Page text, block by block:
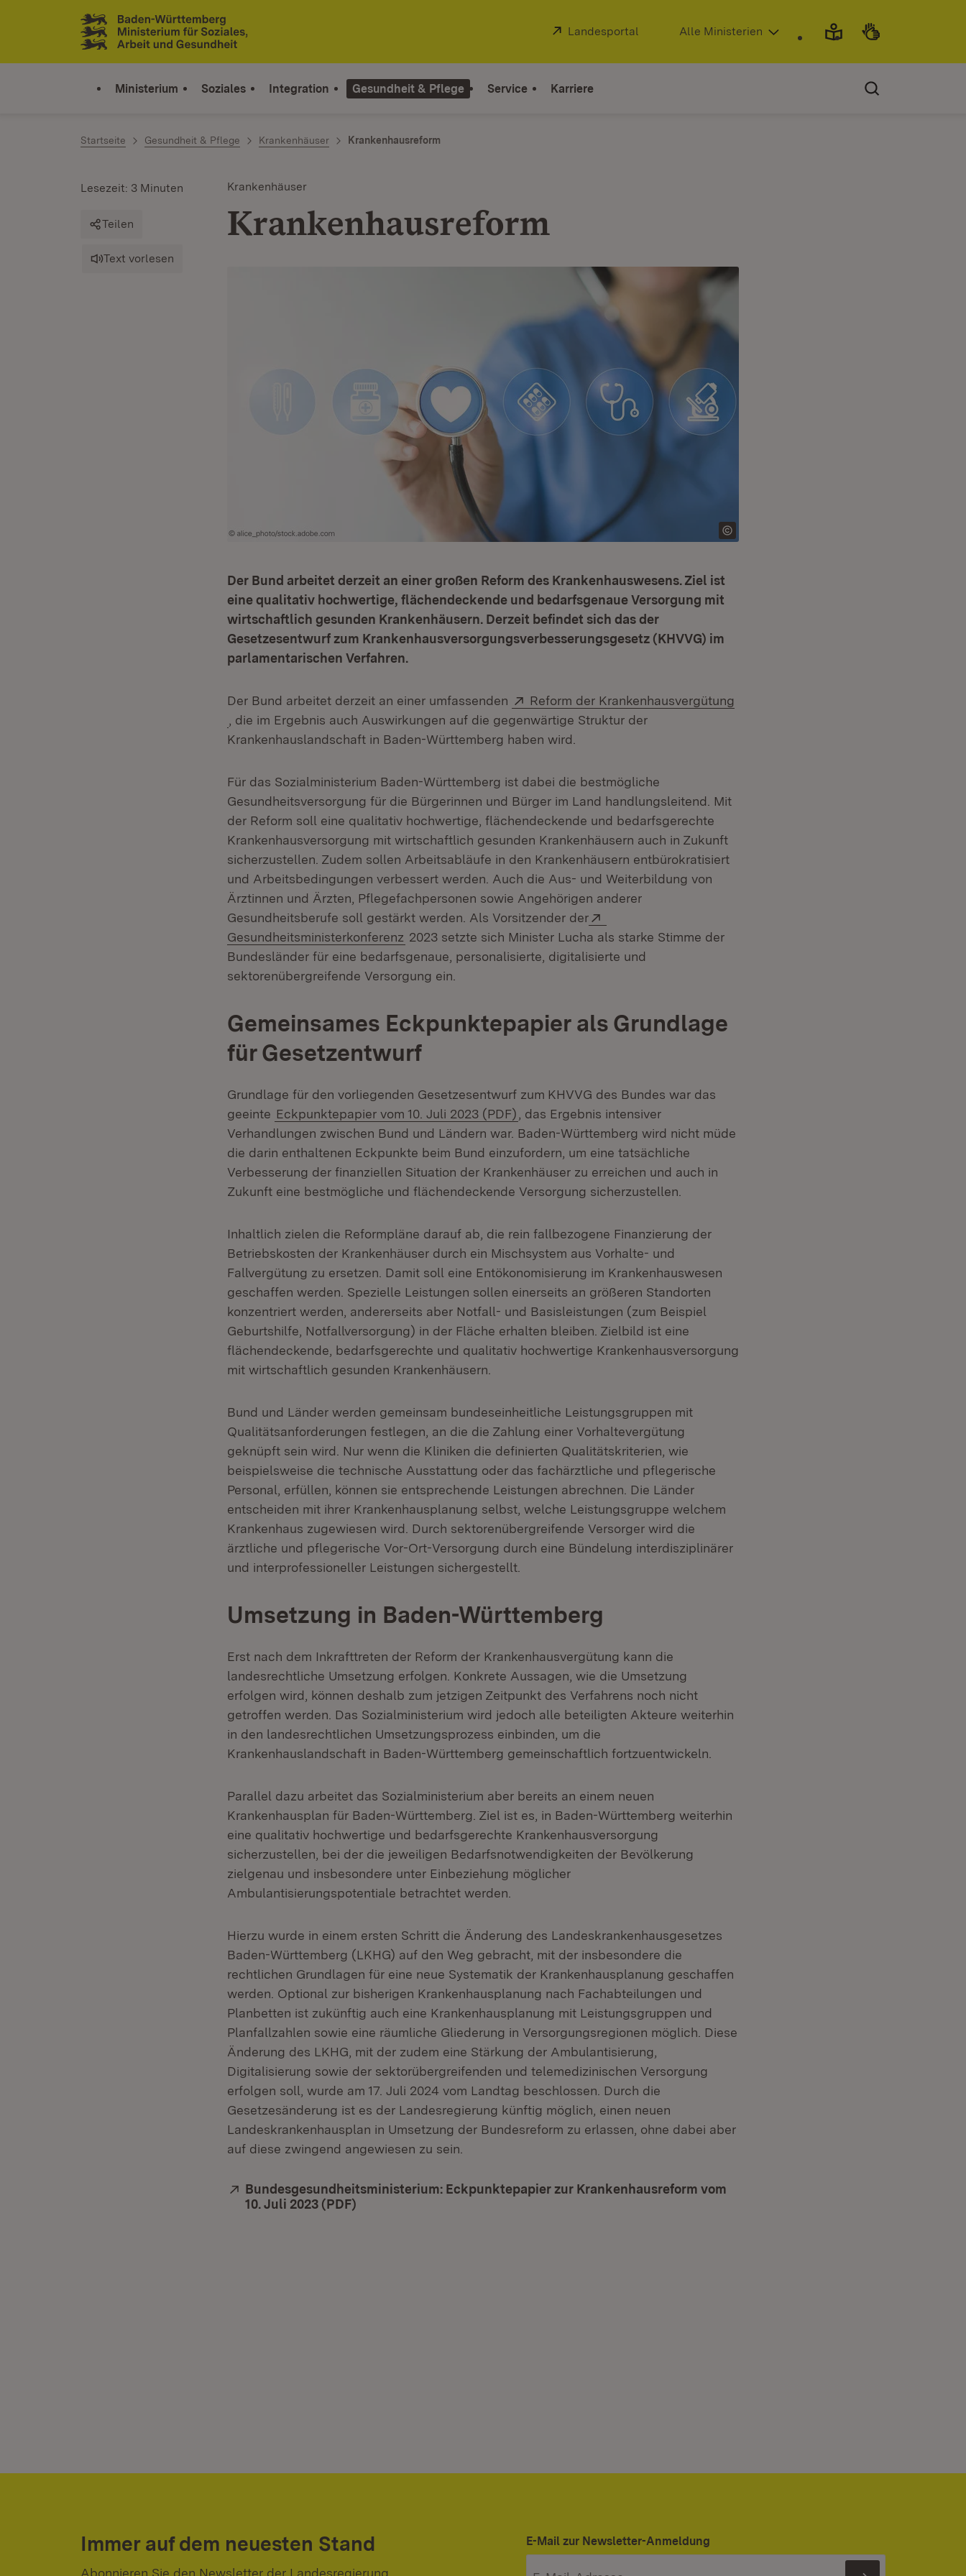
Zum Inhalt springen
Link zur Startseite
Extern:
Landesportal (Öffnet in neuem Fenster)
Alle Ministerien
Ministerium Soziales Integration Gesundheit & Pflege Service Karriere
Startseite Gesundheit & Pflege Krankenhäuser Krankenhausreform
Krankenhäuser
Krankenhausreform
Lesezeit: 3 Minuten
Teilen
Text vorlesen
Der Bund arbeitet derzeit an einer großen Reform des Krankenhauswesens. Ziel ist
eine qualitativ hochwertige, flächendeckende und bedarfsgenaue Versorgung mit
wirtschaftlich gesunden Krankenhäusern. Derzeit befindet sich das der
Gesetzesentwurf zum Krankenhausversorgungsverbesserungsgesetz (KHVVG) im
parlamentarischen Verfahren.
Der Bund arbeitet derzeit an einer umfassenden Extern:
Reform der Krankenhausvergütung
(Öffnet in neuem Fenster)
, die im Ergebnis auch Auswirkungen auf die gegenwärtige Struktur der
Krankenhauslandschaft in Baden-Württemberg haben wird.
Für das Sozialministerium Baden-Württemberg ist dabei die bestmögliche
Gesundheitsversorgung für die Bürgerinnen und Bürger im Land handlungsleitend. Mit
der Reform soll eine qualitativ hochwertige, flächendeckende und bedarfsgerechte
Krankenhausversorgung mit wirtschaftlich gesunden Krankenhäusern auch in Zukunft
sicherzustellen. Zudem sollen Arbeitsabläufe in den Krankenhäusern entbürokratisiert
und Arbeitsbedingungen verbessert werden. Auch die Aus- und Weiterbildung von
Ärztinnen und Ärzten, Pflegefachpersonen sowie Angehörigen anderer
Gesundheitsberufe soll gestärkt werden. Als Vorsitzender der
Gesundheitsministerkonferenz (Öffnet in neuem Fenster)
2023 setzte sich Minister Lucha als starke Stimme der
Bundesländer für eine bedarfsgenaue, personalisierte, digitalisierte und
sektorenübergreifende Versorgung ein.
Gemeinsames Eckpunktepapier als Grundlage
für Gesetzentwurf
Grundlage für den vorliegenden Gesetzesentwurf zum KHVVG des Bundes war das
geeinte Eckpunktepapier vom 10. Juli 2023 (PDF)
, das Ergebnis intensiver
Verhandlungen zwischen Bund und Ländern war. Baden-Württemberg wird nicht müde
die darin enthaltenen Eckpunkte beim Bund einzufordern, um eine tatsächliche
Verbesserung der finanziellen Situation der Krankenhäuser zu erreichen und auch in
Zukunft eine bestmögliche und flächendeckende Versorgung sicherzustellen.
Inhaltlich zielen die Reformpläne darauf ab, die rein fallbezogene Finanzierung der
Betriebskosten der Krankenhäuser durch ein Mischsystem aus Vorhalte- und
Fallvergütung zu ersetzen. Damit soll eine Entökonomisierung im Krankenhauswesen
geschaffen werden. Spezielle Leistungen sollen einerseits an größeren Standorten
konzentriert werden, andererseits aber Notfall- und Basisleistungen (zum Beispiel
Geburtshilfe, Notfallversorgung) in der Fläche erhalten bleiben. Zielbild ist eine
flächendeckende, bedarfsgerechte und qualitativ hochwertige Krankenhausversorgung
mit wirtschaftlich gesunden Krankenhäusern.
Bund und Länder werden gemeinsam bundeseinheitliche Leistungsgruppen mit
Qualitätsanforderungen festlegen, an die die Zahlung einer Vorhaltevergütung
geknüpft sein wird. Nur wenn die Kliniken die definierten Qualitätskriterien, wie
beispielsweise die technische Ausstattung oder das fachärztliche und pflegerische
Personal, erfüllen, können sie entsprechende Leistungen abrechnen. Die Länder
entscheiden mit ihrer Krankenhausplanung selbst, welche Leistungsgruppe welchem
Krankenhaus zugewiesen wird. Durch sektorenübergreifende Versorger wird die
ärztliche und pflegerische Vor-Ort-Versorgung durch eine Bündelung interdisziplinärer
und interprofessioneller Leistungen sichergestellt.
Umsetzung in Baden-Württemberg
Erst nach dem Inkrafttreten der Reform der Krankenhausvergütung kann die
landesrechtliche Umsetzung erfolgen. Konkrete Aussagen, wie die Umsetzung
erfolgen wird, können deshalb zum jetzigen Zeitpunkt des Verfahrens noch nicht
getroffen werden. Das Sozialministerium wird jedoch alle beteiligten Akteure weiterhin
in den landesrechtlichen Umsetzungsprozess einbinden, um die
Krankenhauslandschaft in Baden-Württemberg gemeinschaftlich fortzuentwickeln.
Parallel dazu arbeitet das Sozialministerium aber bereits an einem neuen
Krankenhausplan für Baden-Württemberg. Ziel ist es, in Baden-Württemberg weiterhin
eine qualitativ hochwertige und bedarfsgerechte Krankenhausversorgung
sicherzustellen, bei der die jeweiligen Bedarfsnotwendigkeiten der Bevölkerung
zielgenau und insbesondere unter Einbeziehung möglicher
Ambulantisierungspotentiale betrachtet werden.
Hierzu wurde in einem ersten Schritt die Änderung des Landeskrankenhausgesetzes
Baden-Württemberg (LKHG) auf den Weg gebracht, mit der insbesondere die
rechtlichen Grundlagen für eine neue Systematik der Krankenhausplanung geschaffen
werden. Optional zur bisherigen Krankenhausplanung nach Fachabteilungen und
Planbetten ist zukünftig auch eine Krankenhausplanung mit Leistungsgruppen und
Planfallzahlen sowie eine räumliche Gliederung in Versorgungsregionen möglich. Diese
Änderung des LKHG, mit der zudem eine Stärkung der Ambulantisierung,
Digitalisierung sowie der sektorübergreifenden und telemedizinischen Versorgung
erfolgen soll, wurde am 17. Juli 2024 vom Landtag beschlossen. Durch die
Gesetzesänderung ist es der Landesregierung künftig möglich, einen neuen
Landeskrankenhausplan in Umsetzung der Bundesreform zu erlassen, ohne dabei aber
auf diese zwingend angewiesen zu sein.
Extern:
Bundesgesundheitsministerium: Eckpunktepapier zur Krankenhausreform vom
10. Juli 2023 (PDF)
Immer auf dem neuesten Stand
Abonnieren Sie den Newsletter der Landesregierung.
E-Mail zur Newsletter-Anmeldung